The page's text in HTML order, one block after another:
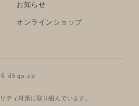
お知らせ
オンラインショップ
dbqp.co
ティ対策に取り組んでいます。